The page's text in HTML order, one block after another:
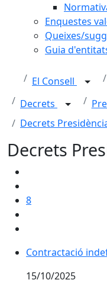
Enquestes
Queixes/
Guia
El Consell
Decrets
Decrets
Decrets
8
Contractació
15/10/2025